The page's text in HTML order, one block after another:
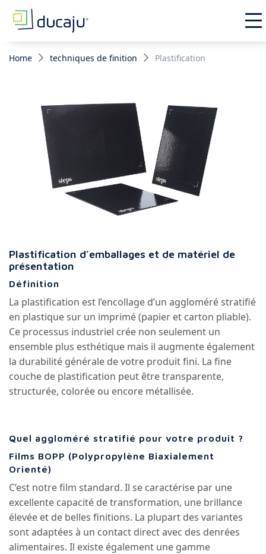
Home techniques de finition Plastification
Plastification d’emballages et de matériel de
présentation
Définition
La plastification est l’encollage d’un aggloméré stratifié
en plastique sur un imprimé (papier et carton pliable).
Ce processus industriel crée non seulement un
ensemble plus esthétique mais il augmente également
la durabilité générale de votre produit fini. La fine
couche de plastification peut être transparente,
structurée, colorée ou encore métallisée.
Quel aggloméré stratifié pour votre produit ?
Films BOPP (Polypropylène Biaxialement
Orienté)
C’est notre film standard. Il se caractérise par une
excellente capacité de transformation, une brillance
élevée et de belles finitions. La plupart des variantes
sont adaptées à un contact direct avec des denrées
alimentaires. Il existe également une gamme